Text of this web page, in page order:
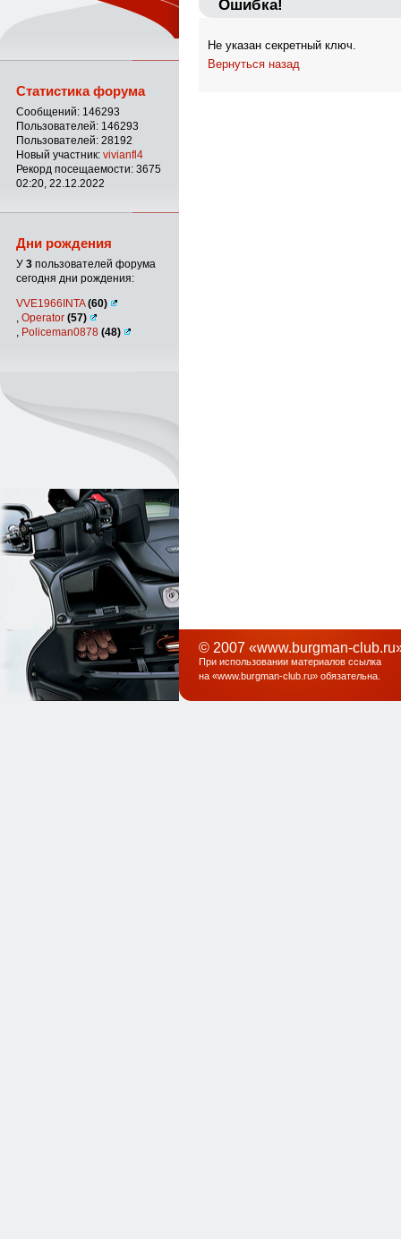
Ошибка!
Не указан секретный ключ.
Вернуться назад
Статистика форума
Сообщений: 146293
Пользователей: 146293
Пользователей: 28192
Новый участник: vivianfl4
Рекорд посещаемости: 3675
02:20, 22.12.2022
Дни рождения
У 3 пользователей форума
сегодня дни рождения:
VVE1966INTA(60)
Operator (57)
Policeman0878 (48)
© 2007 «www.burgman-
При использовании материалов ссылка
на «www.burgman-club.ru» обязательна